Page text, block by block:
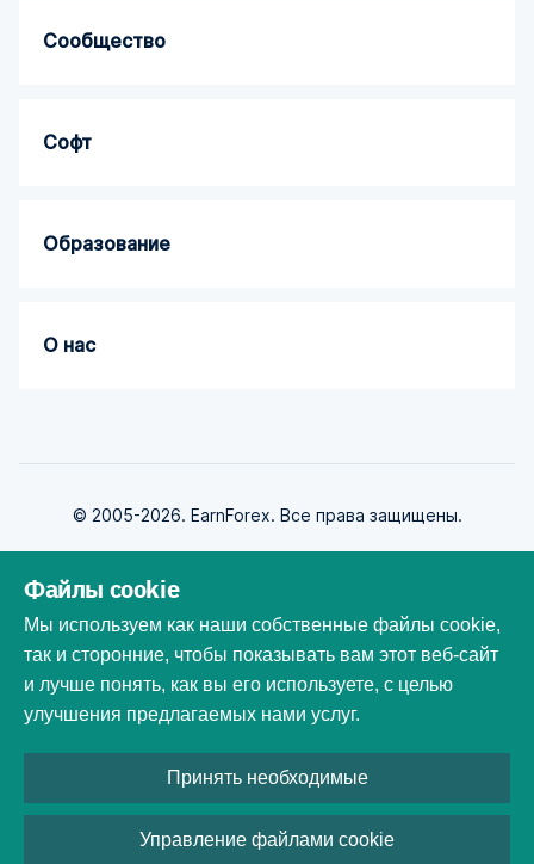
Сообщество
Софт
Образование
О нас
© 2005-2026. EarnForex. Все права защищены.
являются собственностью их владельцев. Все названия компаний,
продуктов и услуг, использованы на этом веб-сайте только в
целях идентификации. Использование этих названий, товарных
знаков и брендов не подразумевает партнерства или одобрения
Разработан
Файлы cookie
Мы используем как наши собственные файлы cookie,
так и сторонние, чтобы показывать вам этот веб-сайт
и лучше понять, как вы его используете, с целью
улучшения предлагаемых нами услуг.
Принять необходимые
Управление файлами cookie